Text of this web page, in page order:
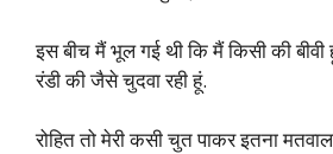
इस बीच मैं भूल गई थी कि मैं किसी की
रंडी की जैसे चुदवा रही हूं.
रोहित तो मेरी कसी चुत पाकर इतना